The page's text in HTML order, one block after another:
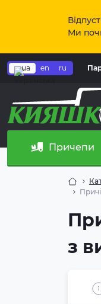
Ми
ua en ru
Причепи
з